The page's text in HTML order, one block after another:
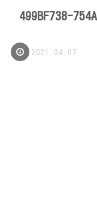
499BF738-
2021.04.07